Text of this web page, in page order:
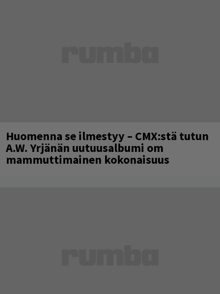
Huomenna se ilmestyy – CMX:stä tutun
A.W. Yrjänän uutuusalbumi om
mammuttimainen kokonaisuus